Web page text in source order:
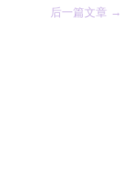
后一篇文章 →